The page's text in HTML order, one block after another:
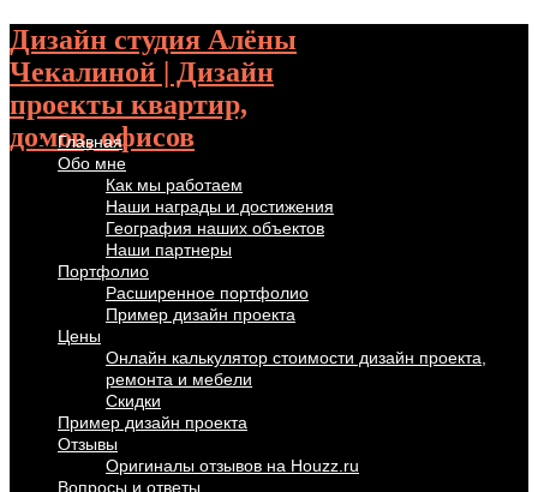
Дизайн студия Алёны
Чекалиной | Дизайн
проекты квартир,
домов, офисов
Главная
Обо мне
Как мы работаем
Наши награды и достижения
География наших объектов
Наши партнеры
Портфолио
Расширенное портфолио
Пример дизайн проекта
Цены
Онлайн калькулятор стоимости дизайн проекта,
ремонта и мебели
Скидки
Пример дизайн проекта
Отзывы
Оригиналы отзывов на Houzz.ru
Вопросы и ответы